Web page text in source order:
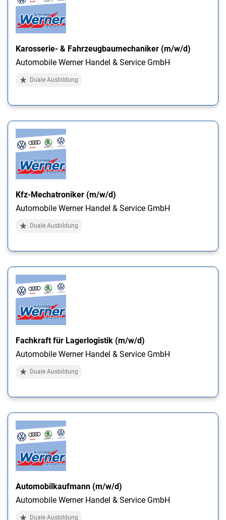
Karosserie- & Fahrzeugbaumechaniker (m/w/d)
Automobile Werner Handel & Service GmbH
Duale Ausbildung
Kfz-Mechatroniker (m/w/d)
Automobile Werner Handel & Service GmbH
Duale Ausbildung
Fachkraft für Lagerlogistik (m/w/d)
Automobile Werner Handel & Service GmbH
Duale Ausbildung
Automobilkaufmann (m/w/d)
Automobile Werner Handel & Service GmbH
Duale Ausbildung